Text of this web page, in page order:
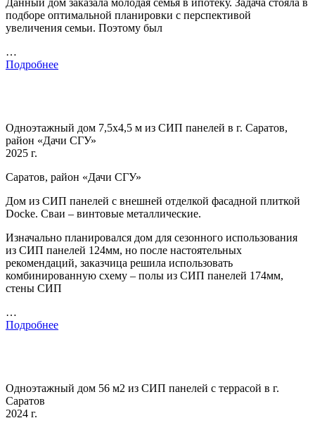
Данный дом заказала молодая семья в ипотеку. Задача стояла в
подборе оптимальной планировки с перспективой
увеличения семьи. Поэтому был
…
Подробнее
Одноэтажный дом 7,5х4,5 м из СИП панелей в г. Саратов,
район «Дачи СГУ»
2025 г.
Саратов, район «Дачи СГУ»
Дом из СИП панелей с внешней отделкой фасадной плиткой
Docke. Сваи – винтовые металлические.
Изначально планировался дом для сезонного использования
из СИП панелей 124мм, но после настоятельных
рекомендаций, заказчица решила использовать
комбинированную схему – полы из СИП панелей 174мм,
стены СИП
…
Подробнее
Одноэтажный дом 56 м2 из СИП панелей с террасой в г.
Саратов
2024 г.